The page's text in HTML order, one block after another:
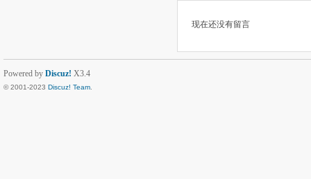
现在还没有留言
Powered by Discuz! X3.4
© 2001-2023 Discuz! Team